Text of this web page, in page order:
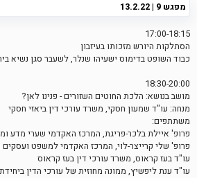
מפגש 9 | 13.2.22
17:00-18:15
הסתלקות היורש מזכותו בעיזבון
כבוד השופט בדימוס ישעיהו שנלר, לשעבר סגן נשיא
18:30-20:00
מושב בנושא: הלכת החוטים השזורים - פנינו לאן?
מנחה: עו"ד שמעון חסקי, משרד עורכי דין ביאזי חסקי
משתתפים:
פרופ' איילת בלכר-פריגת, המרכז האקדמי שערי מדע
פרופ' שלי קרייצר-לוי, המרכז האקדמי למשפט ועסקים
עו"ד בעז קראוס, משרד עורכי דין בעז קראוס
עו"ד ענת ליפשיץ, ממונה מחוזית של עורכי הדין